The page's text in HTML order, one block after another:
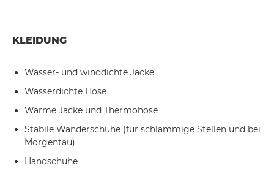
KLEIDUNG
Wasser- und winddichte Jacke
Wasserdichte Hose
Warme Jacke und Thermohose
Stabile Wanderschuhe (für schlammige Stellen und bei
Morgentau)
Handschuhe